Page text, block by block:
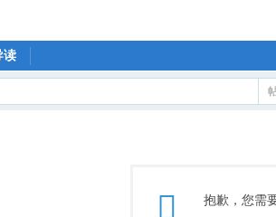
读
抱歉，您需